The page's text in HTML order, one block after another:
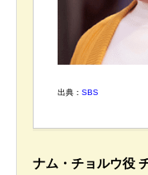
出典： SBS
ナム・チョルウ役